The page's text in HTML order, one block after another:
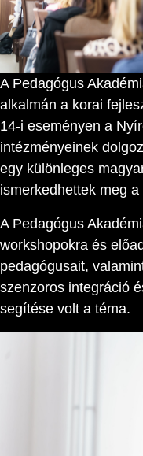
A Pedagógus
alkalmán a korai
14-i eseményen a
intézményeinek
egy különleges
ismerkedhettek meg
A Pedagógus
workshopokra és
pedagógusait,
szenzoros integráció
segítése volt a téma.